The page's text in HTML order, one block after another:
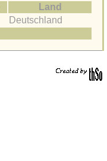
Land
Deutschland